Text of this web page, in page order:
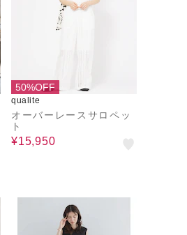
50%OFF
qualite
オーバーレースサロペッ
ト
¥15,950